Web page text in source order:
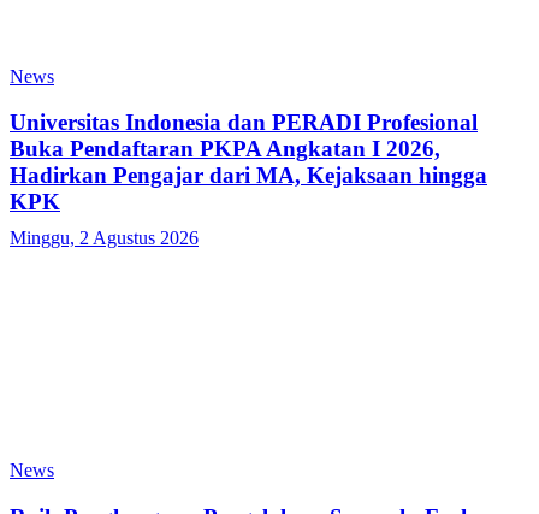
News
Universitas Indonesia dan PERADI Profesional
Buka Pendaftaran PKPA Angkatan I 2026,
Hadirkan Pengajar dari MA, Kejaksaan hingga
KPK
Minggu, 2 Agustus 2026
News